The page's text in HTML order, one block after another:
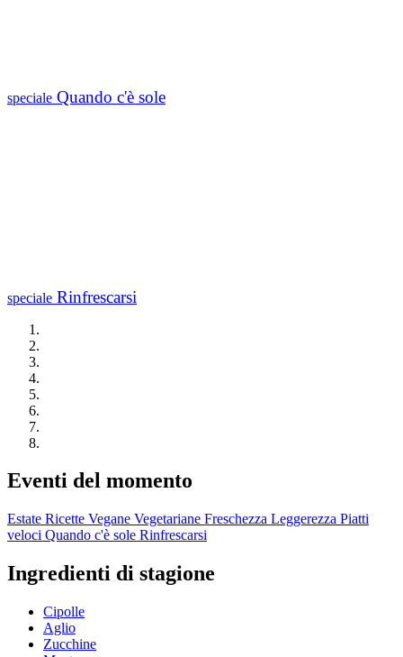
speciale Quando c'è sole
speciale Rinfrescarsi
Eventi del momento
Estate Ricette Vegane Vegetariane Freschezza Leggerezza Piatti
veloci Quando c'è sole Rinfrescarsi
Ingredienti di stagione
Cipolle
Aglio
Zucchine